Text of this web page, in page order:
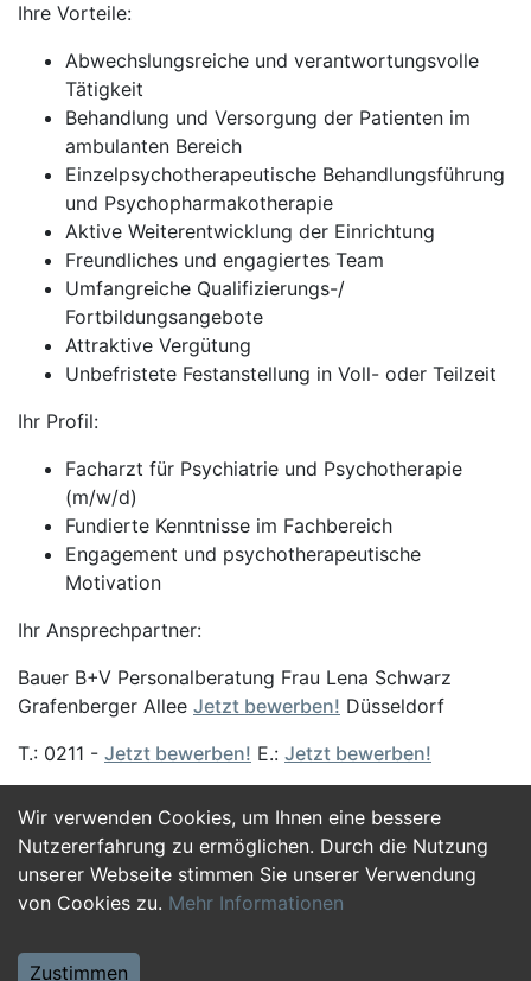
Wir verwenden Cookies, um Ihnen eine bessere
Nutzererfahrung zu ermöglichen. Durch die Nutzung
unserer Webseite stimmen Sie unserer Verwendung
von Cookies zu. Mehr Informationen
Zustimmen
Ihre Vorteile:
Abwechslungsreiche und verantwortungsvolle
Tätigkeit
Behandlung und Versorgung der Patienten im
ambulanten Bereich
Einzelpsychotherapeutische Behandlungsführung
und Psychopharmakotherapie
Aktive Weiterentwicklung der Einrichtung
Freundliches und engagiertes Team
Umfangreiche Qualifizierungs-/
Fortbildungsangebote
Attraktive Vergütung
Unbefristete Festanstellung in Voll- oder Teilzeit
Ihr Profil:
Facharzt für Psychiatrie und Psychotherapie
(m/w/d)
Fundierte Kenntnisse im Fachbereich
Engagement und psychotherapeutische
Motivation
Ihr Ansprechpartner:
Bauer B+V Personalberatung Frau Lena Schwarz
Grafenberger Allee Jetzt bewerben! Düsseldorf
T.: 0211 - Jetzt bewerben! E.: Jetzt bewerben!
Jetzt Bewerben